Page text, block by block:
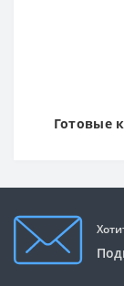
Готовые